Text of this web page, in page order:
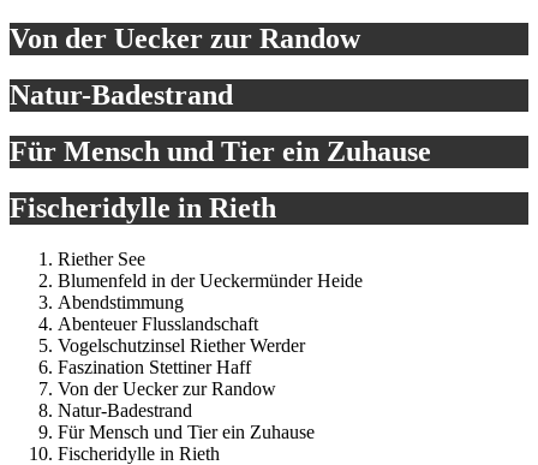
Von der Uecker zur Randow
Natur-Badestrand
Für Mensch und Tier ein Zuhause
Fischeridylle in Rieth
Riether See
Blumenfeld in der Ueckermünder Heide
Abendstimmung
Abenteuer Flusslandschaft
Vogelschutzinsel Riether Werder
Faszination Stettiner Haff
Von der Uecker zur Randow
Natur-Badestrand
Für Mensch und Tier ein Zuhause
Fischeridylle in Rieth